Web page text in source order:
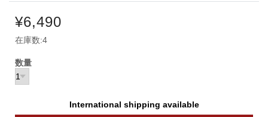
¥6,490
在庫数:4
数量
International shipping available